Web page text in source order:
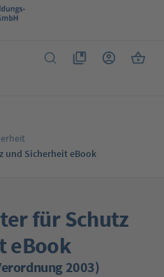
Du hast 0 Produkte
und Sicherheit eBook
für Schutz
eBook
2003)